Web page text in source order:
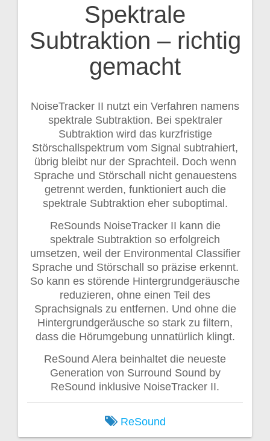
Spektrale
Subtraktion – richtig
gemacht
NoiseTracker II nutzt ein Verfahren namens
spektrale Subtraktion. Bei spektraler
Subtraktion wird das kurzfristige
Störschallspektrum vom Signal subtrahiert,
übrig bleibt nur der Sprachteil. Doch wenn
Sprache und Störschall nicht genauestens
getrennt werden, funktioniert auch die
spektrale Subtraktion eher suboptimal.
ReSounds NoiseTracker II kann die
spektrale Subtraktion so erfolgreich
umsetzen, weil der Environmental Classifier
Sprache und Störschall so präzise erkennt.
So kann es störende Hintergrundgeräusche
reduzieren, ohne einen Teil des
Sprachsignals zu entfernen. Und ohne die
Hintergrundgeräusche so stark zu filtern,
dass die Hörumgebung unnatürlich klingt.
ReSound Alera beinhaltet die neueste
Generation von Surround Sound by
ReSound inklusive NoiseTracker II.
ReSound